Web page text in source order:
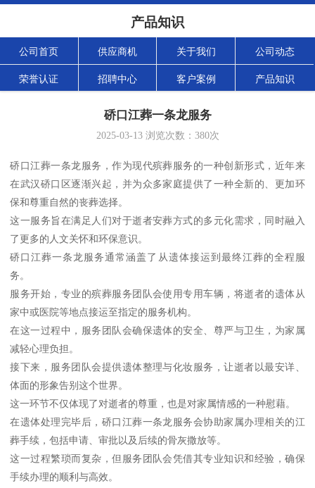
产品知识
公司首页 供应商机 关于我们 公司动态
荣誉认证 招聘中心 客户案例 产品知识
硚口江葬一条龙服务
2025-03-13浏览次数： 380次
硚口江葬一条龙服务，作为现代殡葬服务的一种创新形式，近年来
在武汉硚口区逐渐兴起，并为众多家庭提供了一种全新的、更加环
保和尊重自然的丧葬选择。
这一服务旨在满足人们对于逝者安葬方式的多元化需求，同时融入
了更多的人文关怀和环保意识。
硚口江葬一条龙服务通常涵盖了从遗体接运到最终江葬的全程服
务。
服务开始，专业的殡葬服务团队会使用专用车辆，将逝者的遗体从
家中或医院等地点接运至指定的服务机构。
在这一过程中，服务团队会确保遗体的安全、尊严与卫生，为家属
减轻心理负担。
接下来，服务团队会提供遗体整理与化妆服务，让逝者以最安详、
体面的形象告别这个世界。
这一环节不仅体现了对逝者的尊重，也是对家属情感的一种慰藉。
在遗体处理完毕后，硚口江葬一条龙服务会协助家属办理相关的江
葬手续，包括申请、审批以及后续的骨灰撒放等。
这一过程繁琐而复杂，但服务团队会凭借其专业知识和经验，确保
手续办理的顺利与高效。